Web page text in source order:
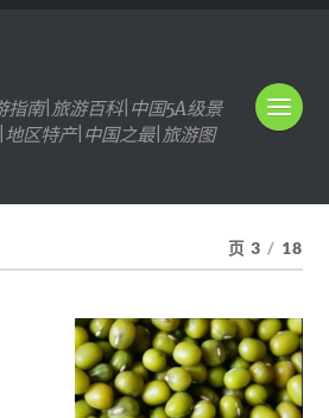
指南|旅游百科|中国5A级景
区特产|中国之最|旅游图
页 3 / 18